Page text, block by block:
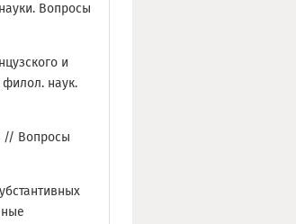
Вопросы
и
наук.
// Вопросы